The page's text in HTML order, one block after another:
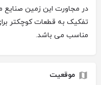
در مجاورت این زمین صنایع
تفکیک به قطعات کوچکتر
مناسب می باشد.
موقعیت